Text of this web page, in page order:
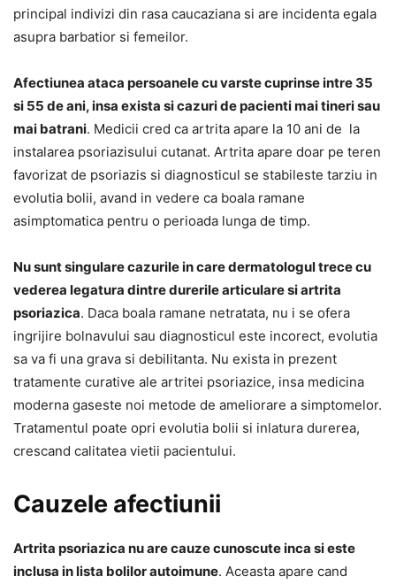
principal indivizi din rasa caucaziana si are incidenta egala
asupra barbatior si femeilor.
Afectiunea ataca persoanele cu varste cuprinse intre 35
si 55 de ani, insa exista si cazuri de pacienti mai tineri sau
mai batrani. Medicii cred ca artrita apare la 10 ani de la
instalarea psoriazisului cutanat. Artrita apare doar pe teren
favorizat de psoriazis si diagnosticul se stabileste tarziu in
evolutia bolii, avand in vedere ca boala ramane
asimptomatica pentru o perioada lunga de timp.
Nu sunt singulare cazurile in care dermatologul trece cu
vederea legatura dintre durerile articulare si artrita
psoriazica. Daca boala ramane netratata, nu i se ofera
ingrijire bolnavului sau diagnosticul este incorect, evolutia
sa va fi una grava si debilitanta. Nu exista in prezent
tratamente curative ale artritei psoriazice, insa medicina
moderna gaseste noi metode de ameliorare a simptomelor.
Tratamentul poate opri evolutia bolii si inlatura durerea,
crescand calitatea vietii pacientului.
Cauzele afectiunii
Artrita psoriazica nu are cauze cunoscute inca si este
inclusa in lista bolilor autoimune. Aceasta apare cand